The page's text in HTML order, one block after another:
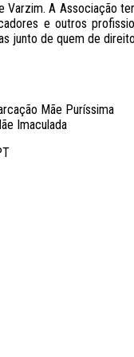
Varzim. A Associação
e outros
junto de quem de
Mãe Puríssima
Imaculada